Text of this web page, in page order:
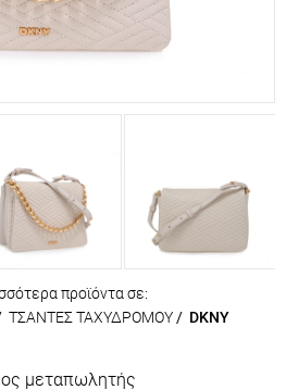
προϊόντα σε:
ΤΣΑΝΤΕΣ ΤΑΧΥΔΡΟΜΟΥ / DKNY
μεταπωλητής